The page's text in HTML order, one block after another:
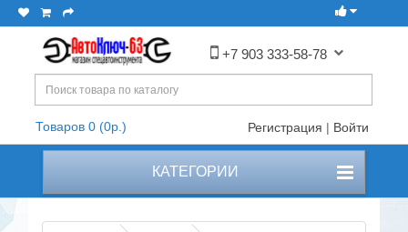
+7 903 333-58-78
Товаров 0 (0р.) Регистрация | Войти
КАТЕГОРИИ